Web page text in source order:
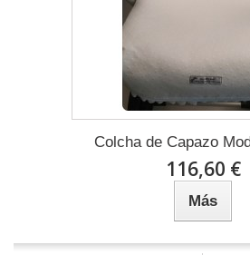
Colcha de Capazo
116,60 €
Más